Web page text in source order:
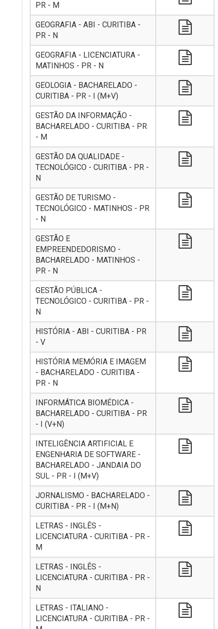
PR - M
GEOGRAFIA - ABI - CURITIBA -
PR - N
GEOGRAFIA - LICENCIATURA -
MATINHOS - PR - N
GEOLOGIA - BACHARELADO -
CURITIBA - PR - I (M+V)
GESTÃO DA INFORMAÇÃO -
BACHARELADO - CURITIBA - PR
- M
GESTÃO DA QUALIDADE -
TECNOLÓGICO - CURITIBA - PR -
N
GESTÃO DE TURISMO -
TECNOLÓGICO - MATINHOS - PR
- N
GESTÃO E
EMPREENDEDORISMO -
BACHARELADO - MATINHOS -
PR - N
GESTÃO PÚBLICA -
TECNOLÓGICO - CURITIBA - PR -
N
HISTÓRIA - ABI - CURITIBA - PR
- V
HISTÓRIA MEMÓRIA E IMAGEM
- BACHARELADO - CURITIBA -
PR - N
INFORMÁTICA BIOMÉDICA -
BACHARELADO - CURITIBA - PR
- I (V+N)
INTELIGÊNCIA ARTIFICIAL E
ENGENHARIA DE SOFTWARE -
BACHARELADO - JANDAIA DO
SUL - PR - I (M+V)
JORNALISMO - BACHARELADO -
CURITIBA - PR - I (M+N)
LETRAS - INGLÊS -
LICENCIATURA - CURITIBA - PR -
M
LETRAS - INGLÊS -
LICENCIATURA - CURITIBA - PR -
N
LETRAS - ITALIANO -
LICENCIATURA - CURITIBA - PR -